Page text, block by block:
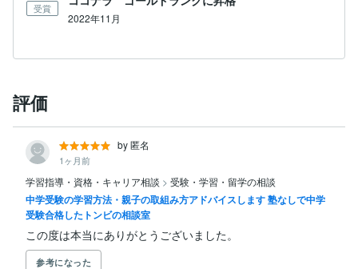
受賞
2022年11月
評価
by 匿名
1ヶ月前
学習指導・資格・キャリア相談 > 受験・学習・留学の相談
中学受験の学習方法・親子の取組み方アドバイスします 塾なしで中学
受験合格したトンビの相談室
この度は本当にありがとうございました。
参考になった